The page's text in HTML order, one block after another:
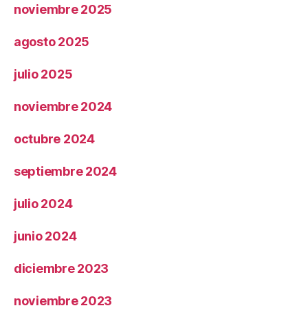
noviembre 2025
agosto 2025
julio 2025
noviembre 2024
octubre 2024
septiembre 2024
julio 2024
junio 2024
diciembre 2023
noviembre 2023